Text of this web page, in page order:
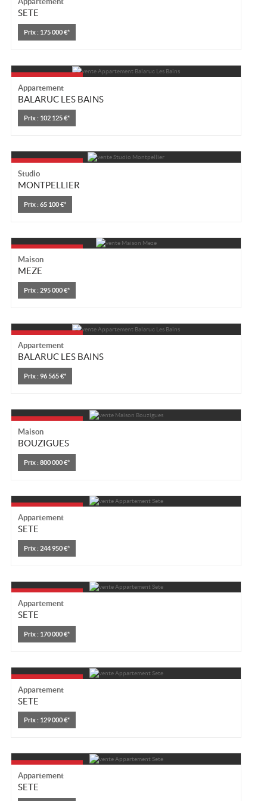
Location/gestion
Location saisonnière
Notre agence
Méditerranée
Mon compte
SETE
Prix : 175 000 €*
Appartement
BALARUC LES BAINS
Prix : 102 125 €*
Studio
MONTPELLIER
Prix : 65 100 €*
Maison
MEZE
Prix : 295 000 €*
Appartement
BALARUC LES BAINS
Prix : 96 565 €*
Maison
BOUZIGUES
Prix : 800 000 €*
Appartement
SETE
Prix : 244 950 €*
Appartement
SETE
Prix : 170 000 €*
Appartement
SETE
Prix : 129 000 €*
Appartement
SETE